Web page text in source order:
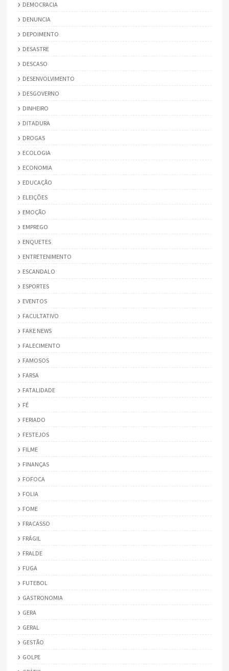
DEMOCRACIA
DENUNCIA
DEPOIMENTO
DESASTRE
DESCASO
DESENVOLVIMENTO
DESGOVERNO
DINHEIRO
DITADURA
DROGAS
ECOLOGIA
ECONOMIA
EDUCAÇÃO
ELEIÇÕES
EMOÇÃO
EMPREGO
ENQUETES
ENTRETENIMENTO
ESCANDALO
ESPORTES
EVENTOS
FACULTATIVO
FAKE NEWS
FALECIMENTO
FAMOSOS
FARSA
FATALIDADE
FÉ
FERIADO
FESTEJOS
FILME
FINANÇAS
FOFOCA
FOLIA
FOME
FRACASSO
FRÁGIL
FRALDE
FUGA
FUTEBOL
GASTRONOMIA
GERA
GERAL
GESTÃO
GOLPE